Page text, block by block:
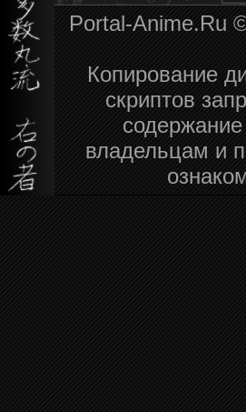
Portal-Anime.Ru
Копирование
скриптов
владельцам и